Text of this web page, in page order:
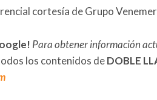
cortesía de Grupo
Para obtener información
los contenidos deDOBLE